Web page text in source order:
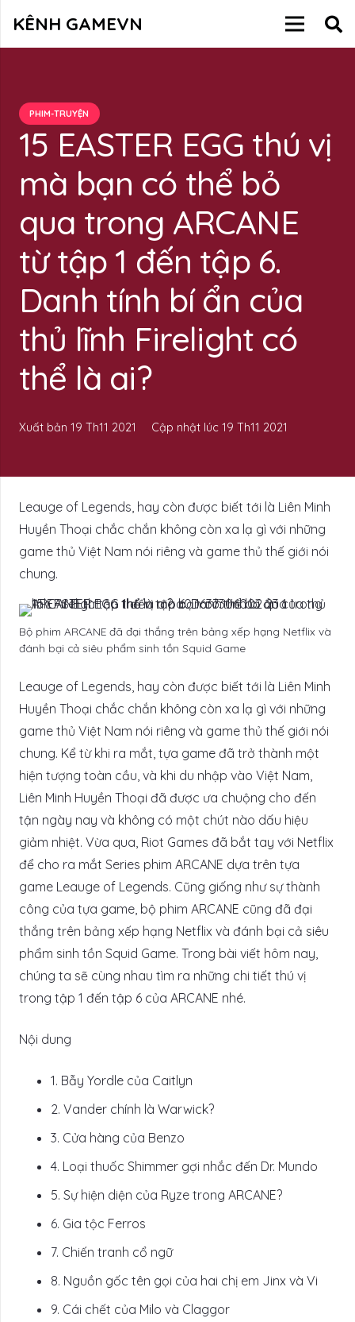
KÊNH GAMEVN
PHIM-TRUYỆN
15 EASTER EGG thú vị
mà bạn có thể bỏ
qua trong ARCANE
từ tập 1 đến tập 6.
Danh tính bí ẩn của
thủ lĩnh Firelight có
thể là ai?
Xuất bản 19 Th11 2021 Cập nhật lúc19 Th11 2021
Leauge of Legends, hay còn được biết tới là Liên Minh
Huyền Thoại chắc chắn không còn xa lạ gì với những
game thủ Việt Nam nói riêng và game thủ thế giới nói
chung.
Bộ phim ARCANE đã đại thắng trên bảng xếp hạng Netflix và
đánh bại cả siêu phẩm sinh tồn Squid Game
Leauge of Legends, hay còn được biết tới là Liên Minh
Huyền Thoại chắc chắn không còn xa lạ gì với những
game thủ Việt Nam nói riêng và game thủ thế giới nói
chung. Kể từ khi ra mắt, tựa game đã trở thành một
hiện tượng toàn cầu, và khi du nhập vào Việt Nam,
Liên Minh Huyền Thoại đã được ưa chuộng cho đến
tận ngày nay và không có một chút nào dấu hiệu
giảm nhiệt. Vừa qua, Riot Games đã bắt tay với Netflix
để cho ra mắt Series phim ARCANE dựa trên tựa
game Leauge of Legends. Cũng giống như sự thành
công của tựa game, bộ phim ARCANE cũng đã đại
thắng trên bảng xếp hạng Netflix và đánh bại cả siêu
phẩm sinh tồn Squid Game. Trong bài viết hôm nay,
chúng ta sẽ cùng nhau tìm ra những chi tiết thú vị
trong tập 1 đến tập 6 của ARCANE nhé.
Nội dung
1. Bẫy Yordle của Caitlyn
2. Vander chính là Warwick?
3. Cửa hàng của Benzo
4. Loại thuốc Shimmer gợi nhắc đến Dr. Mundo
5. Sự hiện diện của Ryze trong ARCANE?
6. Gia tộc Ferros
7. Chiến tranh cổ ngữ
8. Nguồn gốc tên gọi của hai chị em Jinx và Vi
9. Cái chết của Milo và Claggor